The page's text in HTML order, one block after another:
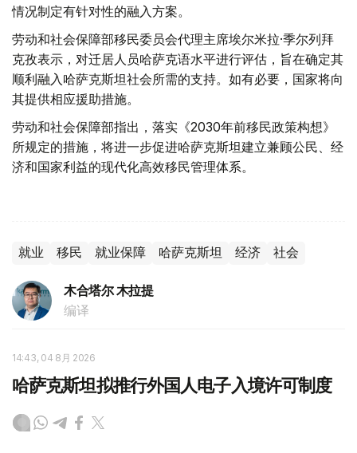
情况制定有针对性的融入方案。
劳动和社会保障部移民委员会代理主席埃尔米拉·季尔列拜
克孜表示，对迁居人员哈萨克语水平进行评估，旨在确定其
顺利融入哈萨克斯坦社会所需的支持。如有必要，国家将向
其提供相应援助措施。
劳动和社会保障部指出，落实《2030年前移民政策构想》
所规定的措施，将进一步促进哈萨克斯坦建立兼顾公民、经
济和国家利益的现代化高效移民管理体系。
就业 移民 就业保障 哈萨克斯坦 经济 社会
木合塔尔 木拉提
编译
14:43, 04 8月 2026
哈萨克斯坦拟推行外国人电子入境许可制度